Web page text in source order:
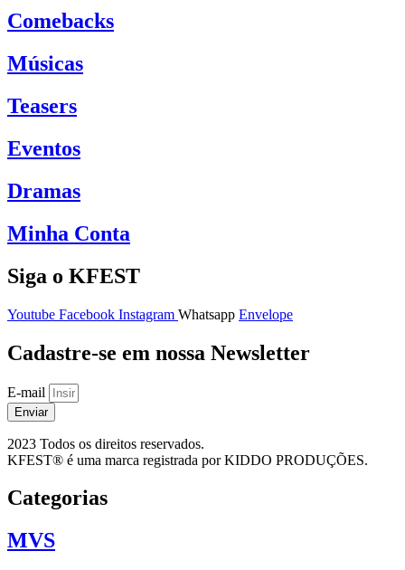
Comebacks
Músicas
Teasers
Eventos
Dramas
Minha Conta
Siga o KFEST
Youtube Facebook Instagram Whatsapp Envelope
Cadastre-se em nossa Newsletter
E-mail
Enviar
2023 Todos os direitos reservados.
KFEST® é uma marca registrada por KIDDO PRODUÇÕES.
Categorias
MVS